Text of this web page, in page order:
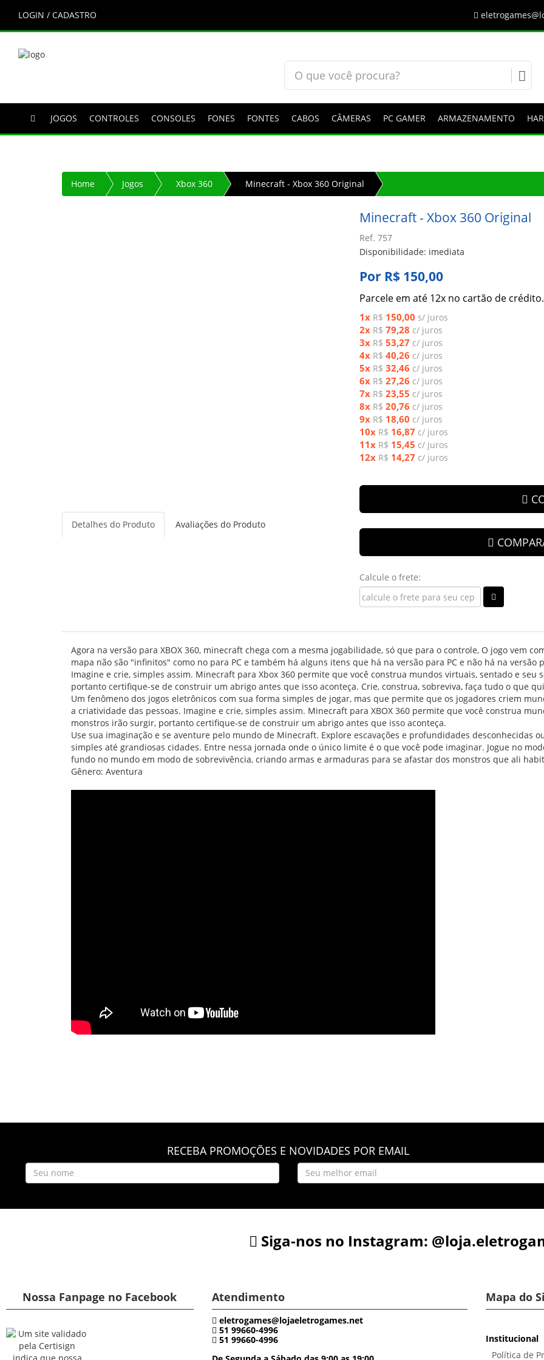
LOGIN / CADASTRO
JOGOS CONTROLES CONSOLES FONES FONTES CABOS CÂMERAS PC GAMER ARMAZENAMENTO
Home Jogos Xbox 360 Minecraft - Xbox 360 Original
Minecraft - Xbox 360 Original
Ref. 757
Disponibilidade: imediata
Por R$ 150,00
Parcele em até 12x no cartão de crédito.
1x R$ 150,00 s/ juros
2x R$ 79,28 c/ juros
3x R$ 53,27 c/ juros
4x R$ 40,26 c/ juros
5x R$ 32,46 c/ juros
6x R$ 27,26 c/ juros
7x R$ 23,55 c/ juros
8x R$ 20,76 c/ juros
9x R$ 18,60 c/ juros
10x R$ 16,87 c/ juros
11x R$ 15,45 c/ juros
12x R$ 14,27 c/ juros
Calcule o frete:
Detalhes do Produto Avaliações do Produto
Agora na versão para XBOX 360, minecraft chega com a mesma jogabilidade, só que para o controle, O jogo vem
mapa não são "infinitos" como no para PC e também há alguns itens que há na versão para PC e não há na versão
Imagine e crie, simples assim. Minecraft para Xbox 360 permite que você construa mundos virtuais, sentado e seu
portanto certifique-se de construir um abrigo antes que isso aconteça. Crie, construa, sobreviva, faça tudo o que
Um fenômeno dos jogos eletrônicos com sua forma simples de jogar, mas que permite que os jogadores criem
a criatividade das pessoas. Imagine e crie, simples assim. Minecraft para XBOX 360 permite que você construa
monstros irão surgir, portanto certifique-se de construir um abrigo antes que isso aconteça.
Use sua imaginação e se aventure pelo mundo de Minecraft. Explore escavações e profundidades desconhecidas
simples até grandiosas cidades. Entre nessa jornada onde o único limite é o que você pode imaginar. Jogue no
fundo no mundo em modo de sobrevivência, criando armas e armaduras para se afastar dos monstros que ali
Gênero: Aventura
RECEBA PROMOÇÕES E NOVIDADES POR EMAIL
Siga-nos no Instagram:
Nossa Fanpage no Facebook Atendimento
eletrogames@lojaeletrogames.net
51 99660-4996
51 99660-4996
Mapa do
Institucional
Política de